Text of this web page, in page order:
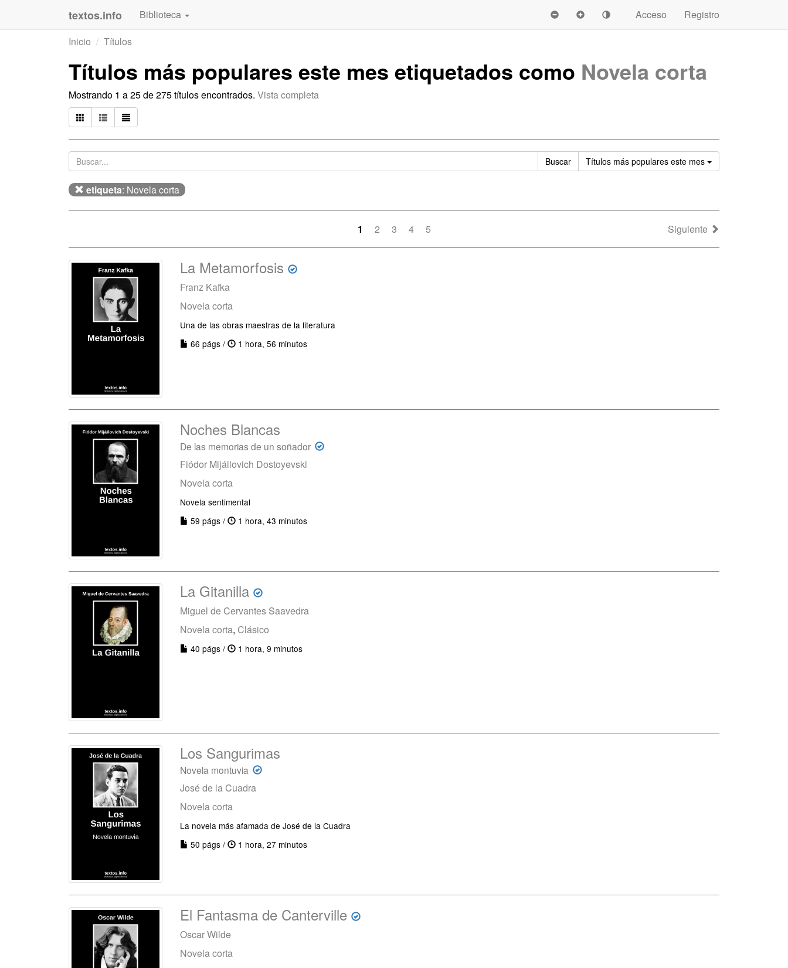
textos.info Biblioteca Acceso
Registro
Inicio
Títulos
Títulos más populares este mes etiquetados como Novela corta
Mostrando 1 a 25 de 275 títulos encontrados. Vista completa
Buscar Títulos más populares este mes Ordenar
etiqueta: Novela corta
1 2 3 4 5 Siguiente
La Metamorfosis
Franz Kafka
Novela corta
Una de las obras maestras de la literatura
66 págs /
1 hora, 56 minutos
Noches Blancas
De las memorias de un soñador
Fiódor Mijáilovich Dostoyevski
Novela corta
Novela sentimental
59 págs /
1 hora, 43 minutos
La Gitanilla
Miguel de Cervantes Saavedra
Novela corta, Clásico
40 págs / 1 hora, 9 minutos
Los Sangurimas
Novela montuvia
José de la Cuadra
Novela corta
La novela más afamada de José de la Cuadra
50 págs /
1 hora, 27 minutos
El Fantasma de Canterville
Oscar Wilde
Novela corta